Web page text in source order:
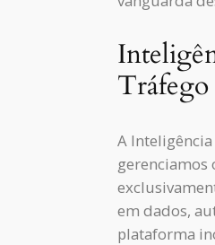
Tráfego
A
gerenciamos
em dados,
plataforma